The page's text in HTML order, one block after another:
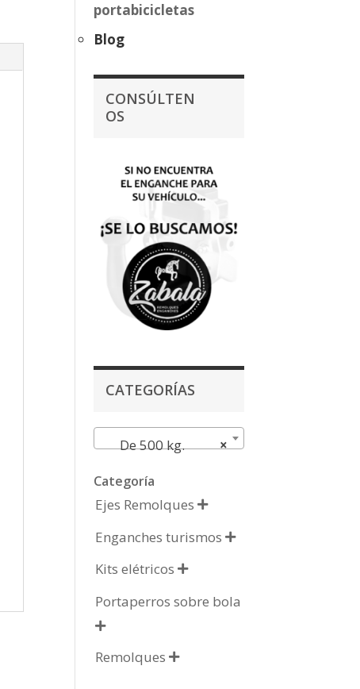
portabicicletas
Blog
CONSÚLTEN
OS
CATEGORÍAS
×
De 500 kg.
Categoría
Ejes Remolques 
Enganches turismos 
Kits elétricos 
Portaperros sobre bola

Remolques 